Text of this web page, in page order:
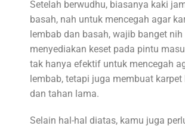
Setelah berwudhu, biasanya kaki
basah, nah untuk mencegah agar
lembab dan basah, wajib banget nih
menyediakan keset pada pintu
tak hanya efektif untuk mencegah
lembab, tetapi juga membuat
dan tahan lama.
Selain hal-hal diatas, kamu juga